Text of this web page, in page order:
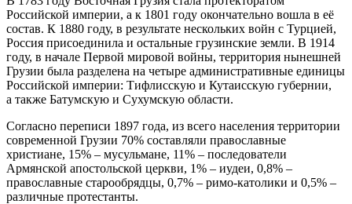
Российской империи, а к 1801 году окончательно вошла в её
состав. К 1880 году, в результате нескольких войн с Турцией,
Россия присоединила и остальные грузинские земли. В 1914
году, в начале Первой мировой войны, территория нынешней
Грузии была разделена на четыре административные единицы
Российской империи: Тифлисскую и Кутаисскую губернии,
а также Батумскую и Сухумскую области.
Согласно переписи 1897 года, из всего населения территории
современной Грузии 70% составляли православные
христиане, 15% – мусульмане, 11% – последователи
Армянской апостольской церкви, 1% – иудеи, 0,8% –
православные старообрядцы, 0,7% – римо-католики и 0,5% –
различные протестанты.